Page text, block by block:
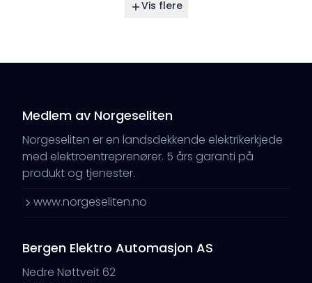
Vis flere
Medlem av Norgeseliten
Norgeseliten er en landsdekkende elektrikerkjede
med elektroentreprenører. 5 års garanti på
produkt og tjenester.
www.norgeseliten.no
Bergen Elektro Automasjon AS
Nedre Nøttveit 62